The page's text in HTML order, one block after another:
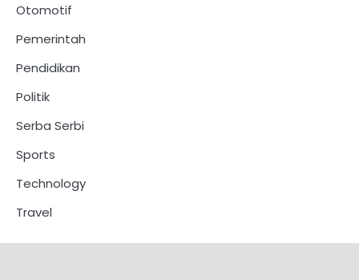
Otomotif
Pemerintah
Pendidikan
Politik
Serba Serbi
Sports
Technology
Travel